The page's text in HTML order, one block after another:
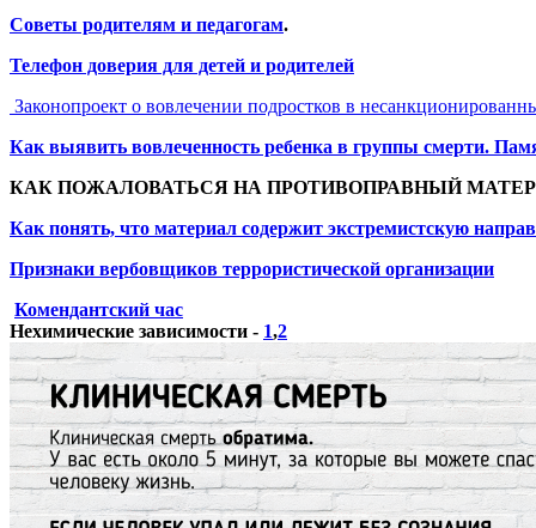
Советы родителям и педагогам.
Телефон доверия для детей и родителей
Законопроект о вовлечении подростков в
Как выявить вовлеченность ребенка в группы смерти.
КАК ПОЖАЛОВАТЬСЯ НА ПРОТИВОПРАВНЫЙ
Как понять, что материал содержит экстремистскую
Признаки вербовщиков террористической организации
Комендантский час
Нехимические зависимости - 1,2